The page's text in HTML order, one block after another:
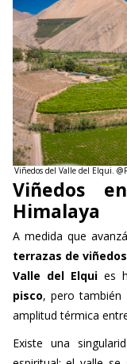
Viñedos del Valle del Elqui.
Viñedos
Himalaya
A medida que
terrazas de viñedos
Valle del Elqui
es
, pero
amplitud térmica
Existe una
.